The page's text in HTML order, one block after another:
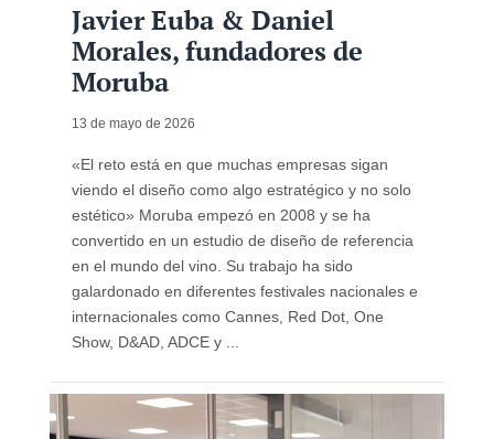
Javier Euba & Daniel
Morales, fundadores de
Moruba
13 de mayo de 2026
«El reto está en que muchas empresas sigan
viendo el diseño como algo estratégico y no solo
estético» Moruba empezó en 2008 y se ha
convertido en un estudio de diseño de referencia
en el mundo del vino. Su trabajo ha sido
galardonado en diferentes festivales nacionales e
internacionales como Cannes, Red Dot, One
Show, D&AD, ADCE y ...